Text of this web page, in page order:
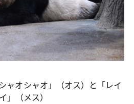
ャオシャオ」（オス）と「レイ
」（メス）